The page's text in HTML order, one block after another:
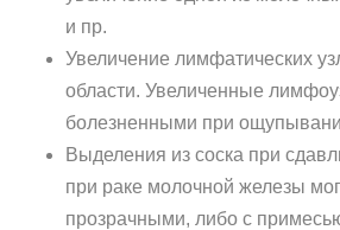
и пр.
Увеличение лимфатических
области. Увеличенные
болезненными при
Выделения из соска при
при раке молочной железы
прозрачными, либо с